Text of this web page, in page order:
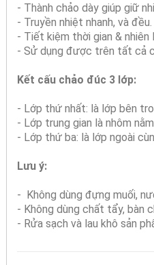
- Thành chảo dày giúp giữ
- Truyền nhiệt nhanh, và đều.
- Tiết kiệm thời gian & nhiên
- Sử dụng được trên tất cả
Kết cấu chảo đúc 3 lớp:
- Lớp thứ nhất: là lớp bên
- Lớp trung gian là nhôm
- Lớp thứ ba: là lớp ngoài
Lưu ý:
- Không dùng đựng muối,
- Không dùng chất tẩy, bàn
- Rửa sạch và lau khô sản